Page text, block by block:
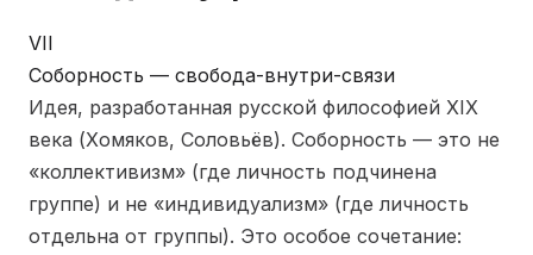
VII
Соборность — свобода-внутри-связи
Идея, разработанная русской философией XIX
века (Хомяков, Соловьёв). Соборность — это не
«коллективизм» (где личность подчинена
группе) и не «индивидуализм» (где личность
отдельна от группы). Это особое сочетание: